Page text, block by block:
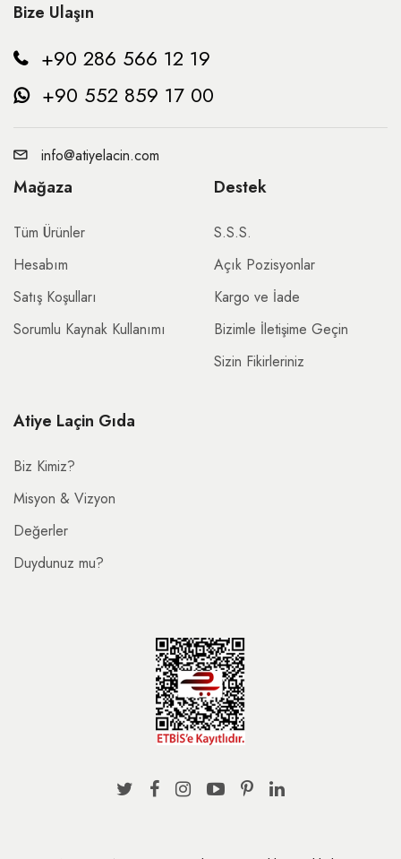
Bize Ulaşın
+90 286 566 12 19
+90 552 859 17 00
info@atiyelacin.com
Mağaza
Tüm Ürünler
Hesabım
Satış Koşulları
Sorumlu Kaynak Kullanımı
Destek
S.S.S.
Açık Pozisyonlar
Kargo ve İade
Bizimle İletişime Geçin
Sizin Fikirleriniz
Atiye Laçin Gıda
Biz Kimiz?
Misyon & Vizyon
Değerler
Duydunuz mu?